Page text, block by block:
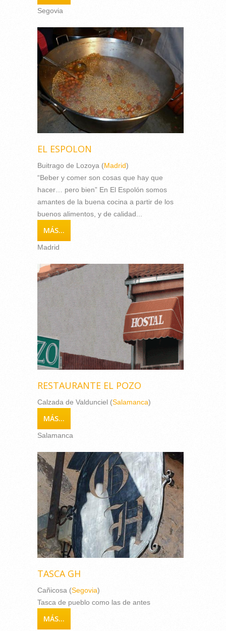
Segovia
EL ESPOLON
Buitrago de Lozoya (Madrid)
“Beber y comer son cosas que hay que
hacer… pero bien” En El Espolón somos
amantes de la buena cocina a partir de los
buenos alimentos, y de calidad...
MÁS...
Madrid
RESTAURANTE EL POZO
Calzada de Valdunciel (Salamanca)
MÁS...
Salamanca
TASCA GH
Cañicosa (Segovia)
Tasca de pueblo como las de antes
MÁS...